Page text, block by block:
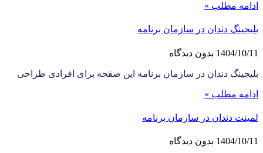
ادامه مطلب »
بلیجینگ دندان در سازمان برنامه
1404/10/11 بدون دیدگاه
بلیجینگ دندان در سازمان برنامه این صفحه برای افرادی طراحی
ادامه مطلب »
لمینت دندان در سازمان برنامه
1404/10/11 بدون دیدگاه